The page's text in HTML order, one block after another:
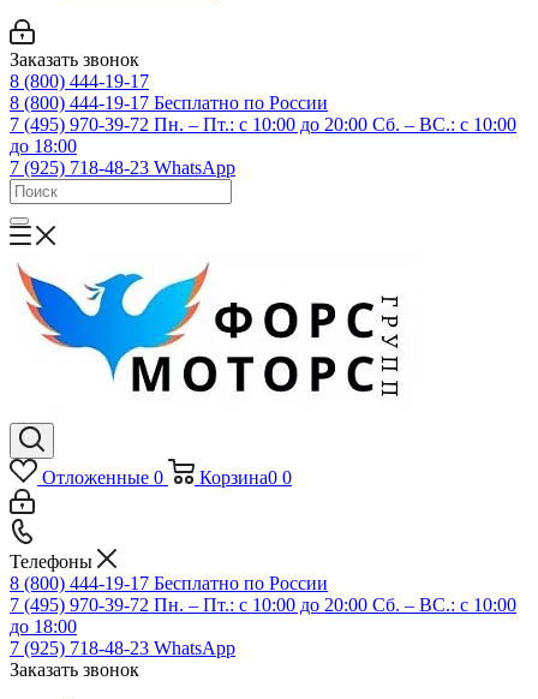
Заказать звонок
8 (800) 444-19-17
8 (800) 444-19-17 Бесплатно по России
7 (495) 970-39-72 Пн. – Пт.: с 10:00 до 20:00 Сб. – ВС.: c 10:00
до 18:00
7 (925) 718-48-23 WhatsApp
Отложенные 0 Корзина0 0
Телефоны
8 (800) 444-19-17 Бесплатно по России
7 (495) 970-39-72 Пн. – Пт.: с 10:00 до 20:00 Сб. – ВС.: c 10:00
до 18:00
7 (925) 718-48-23 WhatsApp
Заказать звонок